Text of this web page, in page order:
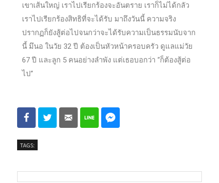
เขาเส้นใหญ่ เราไปเรียกร้องจะอันตราย เราก็ไม่ได้กลัว
เราไปเรียกร้องสิทธิที่จะได้รับ มาถึงวันนี้ ความจริง
ปรากฏก็ยังสู้ต่อไปจนกว่าจะได้รับความเป็นธรรมนับจาก
นี้ มึนอ ในวัย 32 ปี ต้องเป็นหัวหน้าครอบครัว ดูแลแม่วัย
67 ปี และลูก 5 คนอย่างลำพัง แต่เธอบอกว่า “ก็ต้องสู้ต่อ
ไป”
TAGS: